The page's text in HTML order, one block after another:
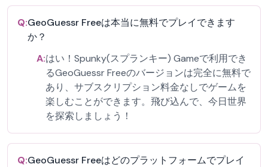
Q:GeoGuessr Freeは本当に無料でプレイできます
か？
A:はい！Spunky(スプランキー) Gameで利用でき
るGeoGuessr Freeのバージョンは完全に無料で
あり、サブスクリプション料金なしでゲームを
楽しむことができます。飛び込んで、今日世界
を探索しましょう！
Q:GeoGuessr Freeはどのプラットフォームでプレイ